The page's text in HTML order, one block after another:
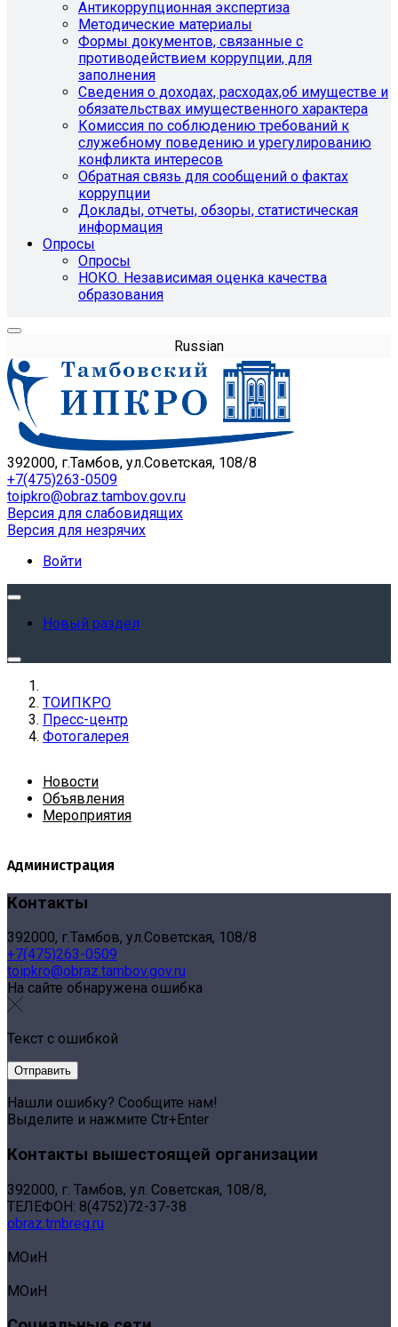
Антикоррупционная экспертиза
Методические материалы
Формы документов, связанные с
противодействием коррупции, для
заполнения
Сведения о доходах, расходах,об имуществе и
обязательствах имущественного характера
Комиссия по соблюдению требований к
служебному поведению и урегулированию
конфликта интересов
Обратная связь для сообщений о фактах
коррупции
Доклады, отчеты, обзоры, статистическая
информация
Опросы
Опросы
НОКО. Независимая оценка качества
образования
Russian
392000, г.Тамбов, ул.Советская, 108/8
+7(475)263-0509
toipkro@obraz.tambov.gov.ru
Версия для слабовидящих
Версия для незрячих
Войти
Новый раздел
ТОИПКРО
Пресс-центр
Фотогалерея
Новости
Объявления
Мероприятия
Администрация
Контакты
392000, г.Тамбов, ул.Советская, 108/8
+7(475)263-0509
toipkro@obraz.tambov.gov.ru
На сайте обнаружена ошибка
Текст с ошибкой
Нашли ошибку? Сообщите нам!
Выделите и нажмите Ctr+Enter
Контакты вышестоящей организации
392000, г. Тамбов, ул. Советская, 108/8,
ТЕЛЕФОН: 8(4752)72-37-38
obraz.tmbreg.ru
МОиН
МОиН